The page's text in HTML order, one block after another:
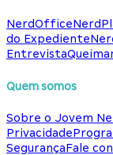
NerdOffice
do Expediente
Entrevista
Quem somos
Sobre o Jovem
Privacidade
SegurançaFale